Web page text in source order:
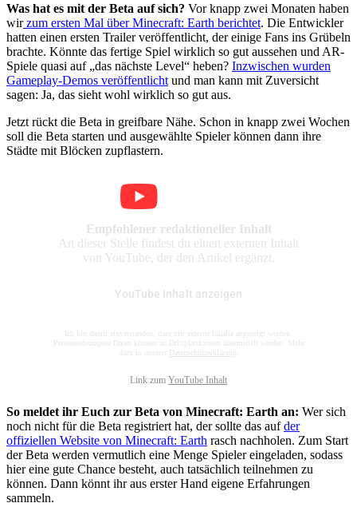
Was hat es mit der Beta auf sich? Vor knapp zwei Monaten haben
wirzum ersten Mal über Minecraft: Earth berichtet. Die Entwickler
hatten einen ersten Trailer veröffentlicht, der einige Fans ins Grübeln
brachte. Könnte das fertige Spiel wirklich so gut aussehen und AR-
Spiele quasi auf „das nächste Level“ heben? Inzwischen wurden
Gameplay-Demos veröffentlicht und man kann mit Zuversicht
sagen: Ja, das sieht wohl wirklich so gut aus.
Jetzt rückt die Beta in greifbare Nähe. Schon in knapp zwei Wochen
soll die Beta starten und ausgewählte Spieler können dann ihre
Städte mit Blöcken zupflastern.
Empfohlener redaktioneller Inhalt
An dieser Stelle findest du einen externen Inhalt
von YouTube, der den Artikel ergänzt.
YouTube Inhalt anzeigen
Ich bin damit einverstanden, dass mir externe Inhalte angezeigt werden.
Personenbezogene Daten können an Drittplattformen übermittelt werden. Mehr
Datenschutzerklärung
Link zum YouTube Inhalt
So meldet ihr Euch zur Beta von Minecraft: Earth an: Wer sich
noch nicht für die Beta registriert hat, der sollte das aufder
offiziellen Website von Minecraft: Earth rasch nachholen. Zum Start
der Beta werden vermutlich eine Menge Spieler eingeladen, sodass
hier eine gute Chance besteht, auch tatsächlich teilnehmen zu
können. Dann könnt ihr aus erster Hand eigene Erfahrungen
sammeln.